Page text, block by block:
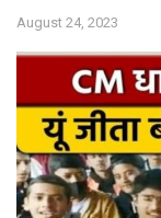
August 24, 2023